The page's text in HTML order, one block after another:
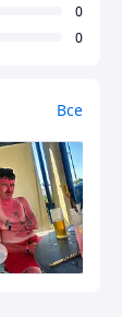
0
0
Все